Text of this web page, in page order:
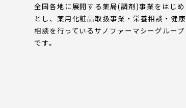
全国各地に展開する薬局(調剤)事業をはじめ
とし、薬用化粧品取扱事業・栄養相談・健康
相談を行っているサノファーマシーグループ
です。